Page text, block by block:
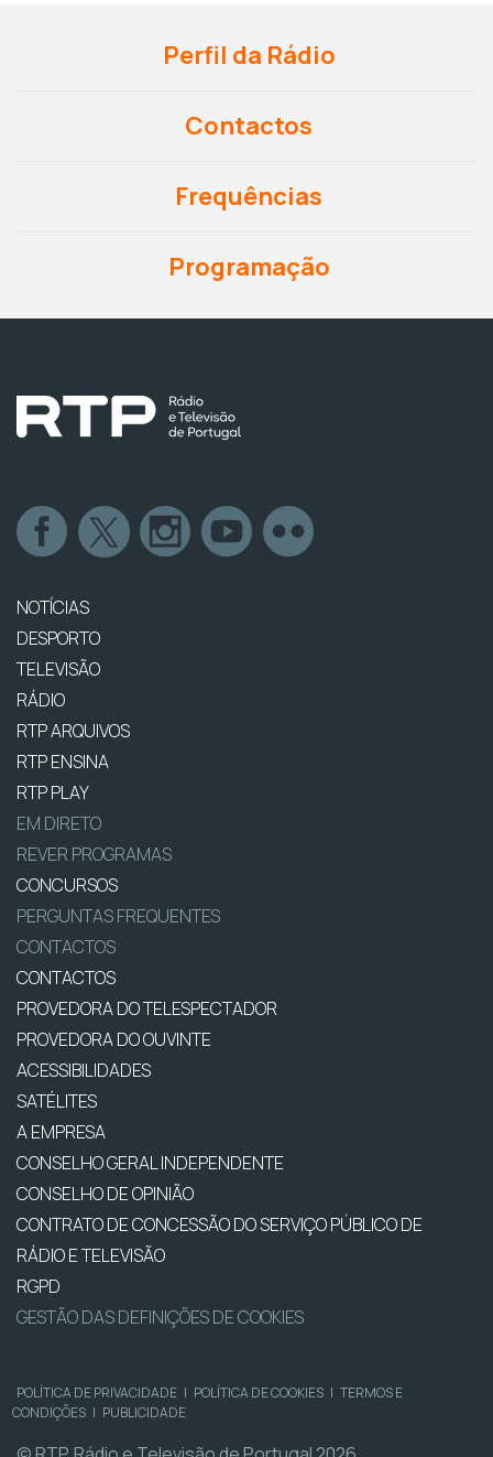
Perfil da Rádio
Contactos
Frequências
Programação
NOTÍCIAS
DESPORTO
TELEVISÃO
RÁDIO
RTP ARQUIVOS
RTP ENSINA
RTP PLAY
EM DIRETO
REVER PROGRAMAS
CONCURSOS
PERGUNTAS FREQUENTES
CONTACTOS
CONTACTOS
PROVEDORA DO TELESPECTADOR
PROVEDORA DO OUVINTE
ACESSIBILIDADES
SATÉLITES
A EMPRESA
CONSELHO GERAL INDEPENDENTE
CONSELHO DE OPINIÃO
CONTRATO DE CONCESSÃO DO SERVIÇO PÚBLICO DE
RÁDIO E TELEVISÃO
RGPD
GESTÃO DAS DEFINIÇÕES DE COOKIES
POLÍTICA DE PRIVACIDADE | POLÍTICA DE COOKIES | TERMOS E
CONDIÇÕES | PUBLICIDADE